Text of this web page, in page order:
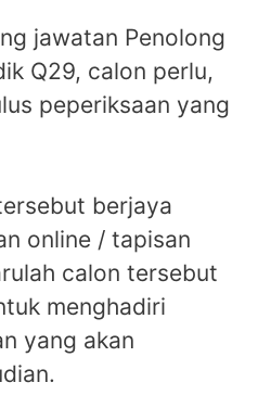
jawatan Penolong
Q29, calon perlu,
peperiksaan yang
berjaya
online / tapisan
calon tersebut
menghadiri
yang akan